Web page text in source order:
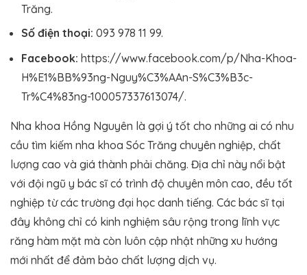
Trăng.
Số điện thoại: 093 978 11 99.
Facebook: https://www.facebook.com/p/Nha-Khoa-
H%E1%BB%93ng-Nguy%C3%AAn-S%C3%B3c-
Tr%C4%83ng-100057337613074/.
Nha khoa Hồng Nguyên là gợi ý tốt cho những ai có nhu
cầu tìm kiếm nha khoa Sóc Trăng chuyên nghiệp, chất
lượng cao và giá thành phải chăng. Địa chỉ này nổi bật
với đội ngũ y bác sĩ có trình độ chuyên môn cao, đều tốt
nghiệp từ các trường đại học danh tiếng. Các bác sĩ tại
đây không chỉ có kinh nghiệm sâu rộng trong lĩnh vực
răng hàm mặt mà còn luôn cập nhật những xu hướng
mới nhất để đảm bảo chất lượng dịch vụ​.